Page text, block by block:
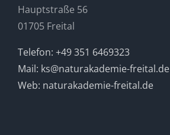
Hauptstraße 56
01705 Freital
Telefon: +49 351 6469323
Mail: ks@naturakademie-freital.de
Web: naturakademie-freital.de